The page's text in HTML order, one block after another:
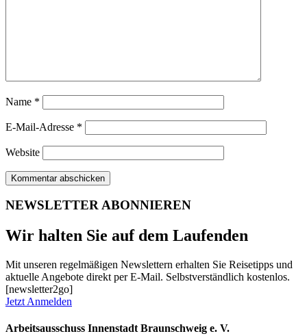
Name *
E-Mail-Adresse *
Website
NEWSLETTER ABONNIEREN
Wir halten Sie auf dem Laufenden
Mit unseren regelmäßigen Newslettern erhalten Sie Reisetipps und
aktuelle Angebote direkt per E-Mail. Selbstverständlich kostenlos.
[newsletter2go]
Jetzt Anmelden
Arbeitsausschuss Innenstadt Braunschweig e. V.